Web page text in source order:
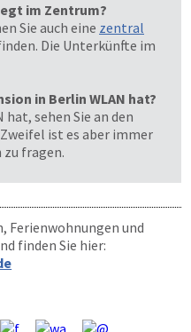
im Zentrum?
Sie auch eine zentral
Die Unterkünfte im
in Berlin WLAN hat?
hat, sehen Sie an den
ist es aber immer
fragen.
Ferienwohnungen und
finden Sie hier: